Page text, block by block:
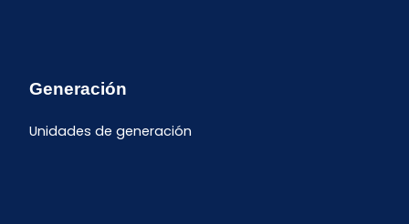
Generación
Unidades de generación